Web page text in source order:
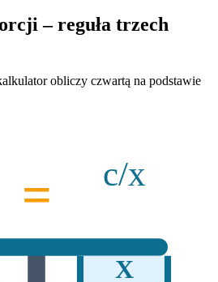
– reguła trzech
obliczy czwartą na podstawie
X
= c/x